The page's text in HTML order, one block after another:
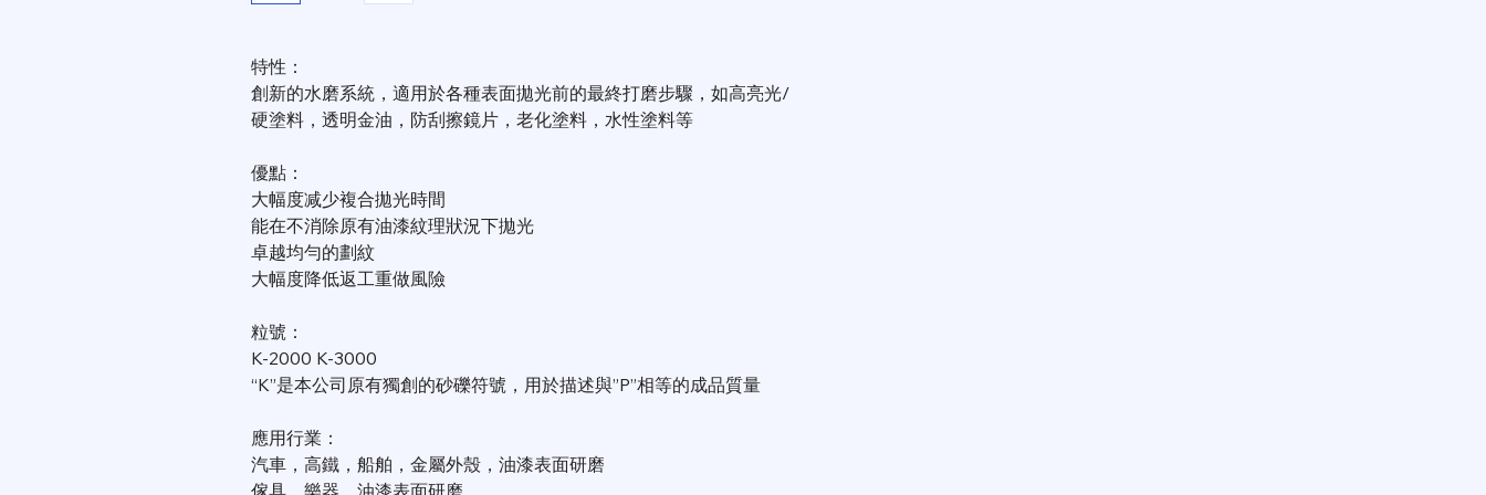
特性：
創新的水磨系統，適用於各種表面拋光前的最終打磨步驟，如高亮光/
硬塗料，透明金油，防刮擦鏡片，老化塗料，水性塗料等
優點：
大幅度减少複合拋光時間
能在不消除原有油漆紋理狀況下拋光
卓越均勻的劃紋
大幅度降低返工重做風險
粒號：
K-2000 K-3000
“K”是本公司原有獨創的砂礫符號，用於描述與”P”相等的成品質量
應用行業：
汽車，高鐵，船舶，金屬外殼，油漆表面研磨
傢具，樂器，油漆表面研磨